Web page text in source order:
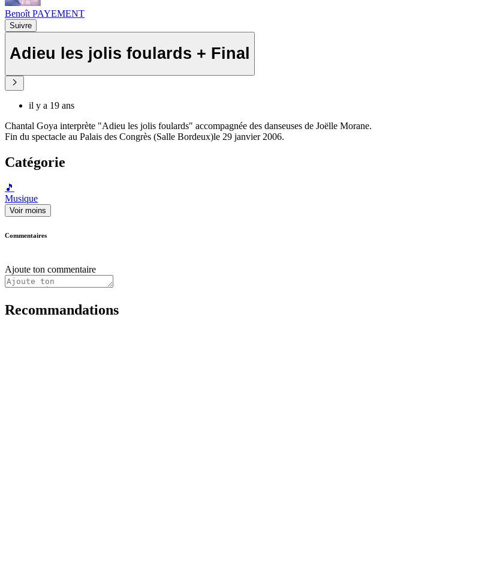
Benoît PAYEMENT
Suivre
Adieu les jolis foulards + Final
il y a 19 ans
Chantal Goya interprète "Adieu les jolis foulards" accompagnée des danseuses de Joëlle Morane.
Fin du spectacle au Palais des Congrès (Salle Bordeux)le 29 janvier 2006.
Catégorie
🎵
Musique
Voir moins
Commentaires
Ajoute ton commentaire
Recommandations